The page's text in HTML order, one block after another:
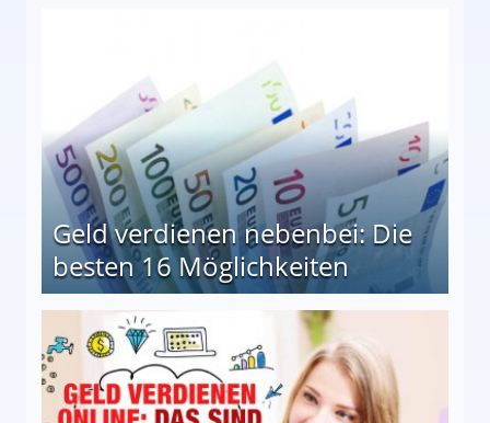
Geld verdienen nebenbei: Die
besten 16 Möglichkeiten